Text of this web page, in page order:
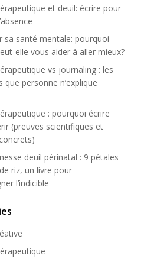
et deuil: écrire pour
sa santé mentale: pourquoi
elle vous aider à aller mieux?
vs journaling : les
que personne n’explique
: pourquoi écrire
(preuves scientifiques et
deuil périnatal : 9 pétales
riz, un livre pour
l’indicible